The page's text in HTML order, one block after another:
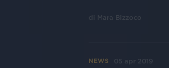
di Mara Bizzoco
NEWS 05 apr 2019